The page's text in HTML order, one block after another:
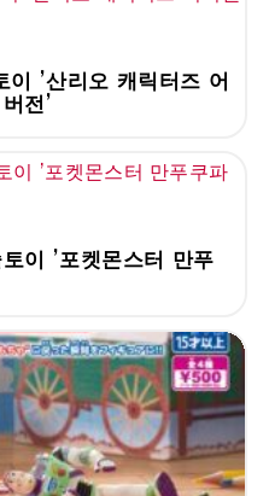
이 '산리오 캐릭터즈 어
전'
이 '포켓몬스터 만푸